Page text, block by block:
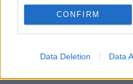
CONFIRM
Data Deletion Data
Διοικητή της Υπηρεσίας
και τον Διευθύνοντα Σύμβουλο
Καλογιάννη, παρουσία και του